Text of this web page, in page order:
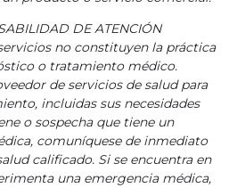
DE ATENCIÓN
no constituyen la práctica
o tratamiento médico.
de servicios de salud para
incluidas sus necesidades
o sospecha que tiene un
comuníquese de inmediato
calificado. Si se encuentra en
una emergencia médica,